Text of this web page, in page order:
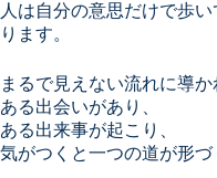
人は自分の意思だけで歩
ります。
まるで見えない流れに導か
ある出会いがあり、
ある出来事が起こり、
気がつくと一つの道が形づ